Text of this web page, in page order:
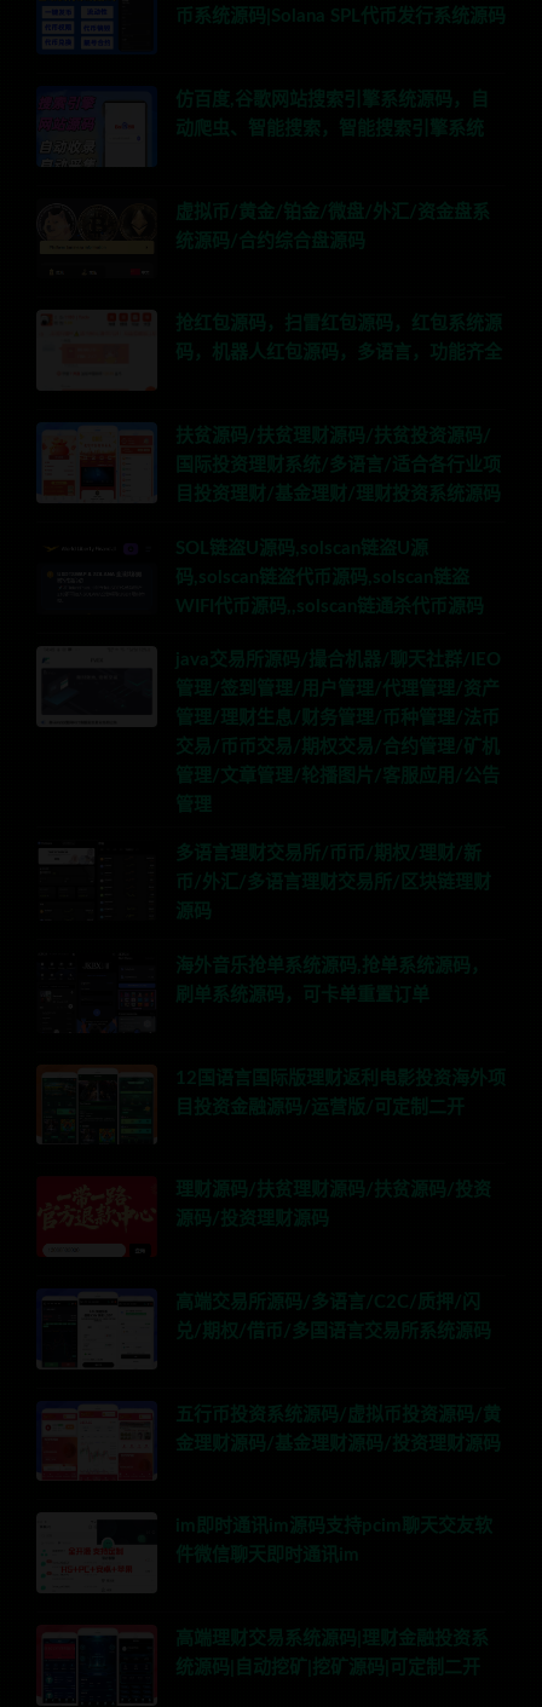
币系统源码|Solana SPL代币发行系统源码
仿百度,谷歌网站搜索引擎系统源码，自
动爬虫、智能搜索，智能搜索引擎系统
虚拟币/黄金/铂金/微盘/外汇/资金盘系
统源码/合约综合盘源码
抢红包源码，扫雷红包源码，红包系统源
码，机器人红包源码，多语言，功能齐全
扶贫源码/扶贫理财源码/扶贫投资源码/
国际投资理财系统/多语言/适合各行业项
目投资理财/基金理财/理财投资系统源码
SOL链盗U源码,solscan链盗U源
码,solscan链盗代币源码,solscan链盗
WIFI代币源码,,solscan链通杀代币源码
java交易所源码/撮合机器/聊天社群/IEO
管理/签到管理/用户管理/代理管理/资产
管理/理财生息/财务管理/币种管理/法币
交易/币币交易/期权交易/合约管理/矿机
管理/文章管理/轮播图片/客服应用/公告
管理
多语言理财交易所/币币/期权/理财/新
币/外汇/多语言理财交易所/区块链理财
源码
海外音乐抢单系统源码,抢单系统源码，
刷单系统源码，可卡单重置订单
12国语言国际版理财返利电影投资海外项
目投资金融源码/运营版/可定制二开
理财源码/扶贫理财源码/扶贫源码/投资
源码/投资理财源码
高端交易所源码/多语言/C2C/质押/闪
兑/期权/借币/多国语言交易所系统源码
五行币投资系统源码/虚拟币投资源码/黄
金理财源码/基金理财源码/投资理财源码
im即时通讯im源码支持pcim聊天交友软
件微信聊天即时通讯im
高端理财交易系统源码|理财金融投资系
统源码|自动挖矿|挖矿源码|可定制二开